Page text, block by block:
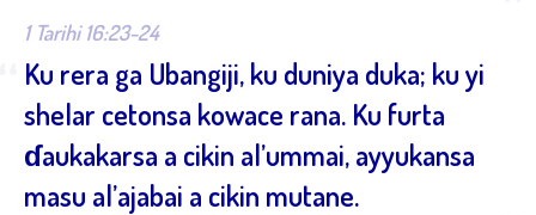
1 Tarihi 16:23-24
Ku rera ga Ubangiji, ku duniya duka; ku yi
shelar cetonsa kowace rana. Ku furta
ɗaukakarsa a cikin al’ummai, ayyukansa
masu al’ajabai a cikin mutane.